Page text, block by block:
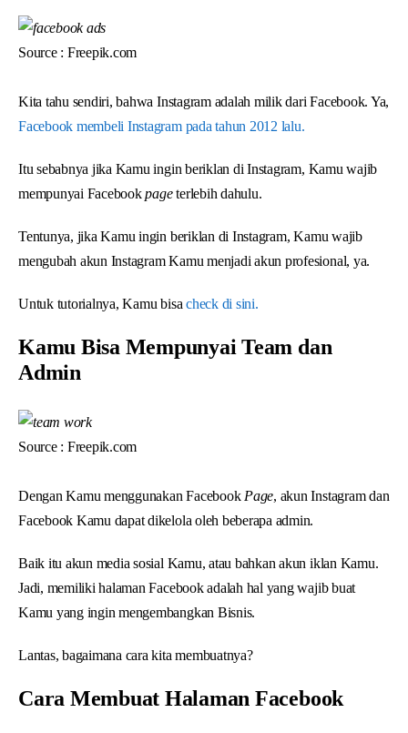
Source : Freepik.com
Kita tahu sendiri, bahwa Instagram adalah milik dari Facebook. Ya,
Facebook membeli Instagram pada tahun 2012 lalu.
Itu sebabnya jika Kamu ingin beriklan di Instagram, Kamu wajib
mempunyai Facebookpageterlebih dahulu.
Tentunya, jika Kamu ingin beriklan di Instagram, Kamu wajib
mengubah akun Instagram Kamu menjadi akun profesional, ya.
Untuk tutorialnya, Kamu bisacheck di sini.
Kamu Bisa Mempunyai Team dan
Admin
Source : Freepik.com
Dengan Kamu menggunakan Facebook Page, akun Instagram dan
Facebook Kamu dapat dikelola oleh beberapa admin.
Baik itu akun media sosial Kamu, atau bahkan akun iklan Kamu.
Jadi, memiliki halaman Facebook adalah hal yang wajib buat
Kamu yang ingin mengembangkan Bisnis.
Lantas, bagaimana cara kita membuatnya?
Cara Membuat Halaman Facebook